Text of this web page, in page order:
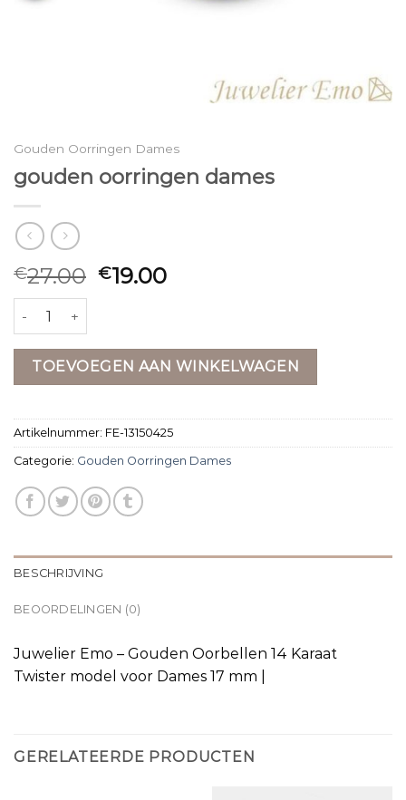
Gouden Oorringen Dames
gouden oorringen dames
€27.00 €19.00
gouden oorringen dames aantal
TOEVOEGEN AAN WINKELWAGEN
Artikelnummer: FE-13150425
Categorie: Gouden Oorringen Dames
BESCHRIJVING
BEOORDELINGEN (0)
Juwelier Emo – Gouden Oorbellen 14 Karaat
Twister model voor Dames 17 mm |
GERELATEERDE PRODUCTEN